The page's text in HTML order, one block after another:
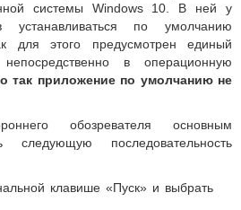
системы Windows 10. В ней у
по умолчанию
для этого предусмотрен единый
в операционную
так приложение по умолчанию не
обозревателя основным
следующую последовательность
клавише «Пуск» и выбрать